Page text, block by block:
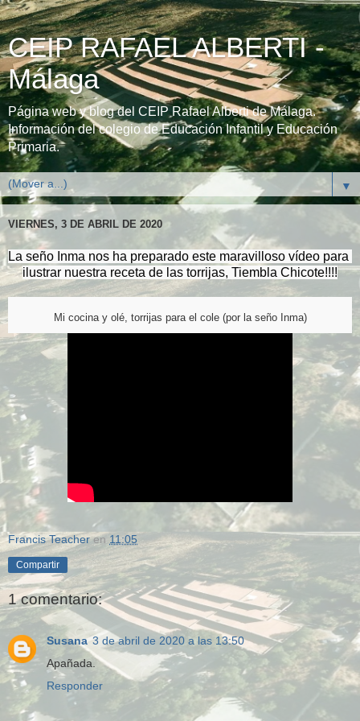
CEIP RAFAEL ALBERTI -
Málaga
Página web y blog del CEIP Rafael Alberti de Málaga.
Información del colegio de Educación Infantil y Educación
Primaria.
▼
VIERNES, 3 DE ABRIL DE 2020
La seño Inma nos ha preparado este maravilloso vídeo para
ilustrar nuestra receta de las torrijas, Tiembla Chicote!!!!
Mi cocina y olé, torrijas para el cole (por la seño Inma)
Francis Teacher en 11:05
Compartir
1 comentario:
Susana 3 de abril de 2020 a las 13:50
Apañada.
Responder